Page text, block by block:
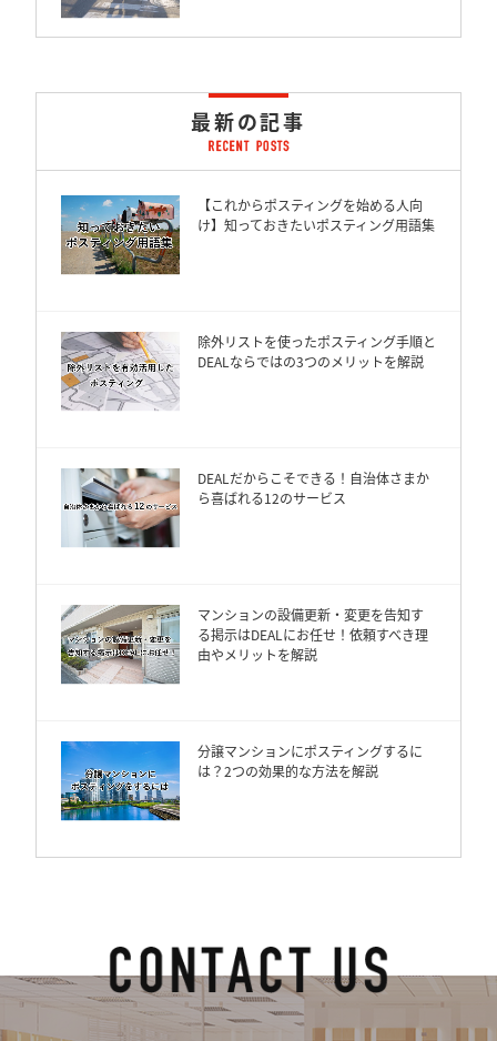
最新の記事
【これからポスティングを始める人向
け】知っておきたいポスティング用語集
除外リストを使ったポスティング手順と
DEALならではの3つのメリットを解説
DEALだからこそできる！自治体さまか
ら喜ばれる12のサービス
マンションの設備更新・変更を告知す
る掲示はDEALにお任せ！依頼すべき理
由やメリットを解説
分譲マンションにポスティングするに
は？2つの効果的な方法を解説